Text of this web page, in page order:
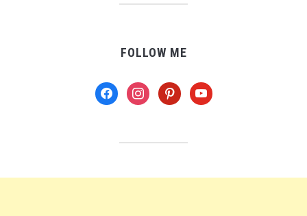
FOLLOW ME
facebookinstagrampinterestyoutube